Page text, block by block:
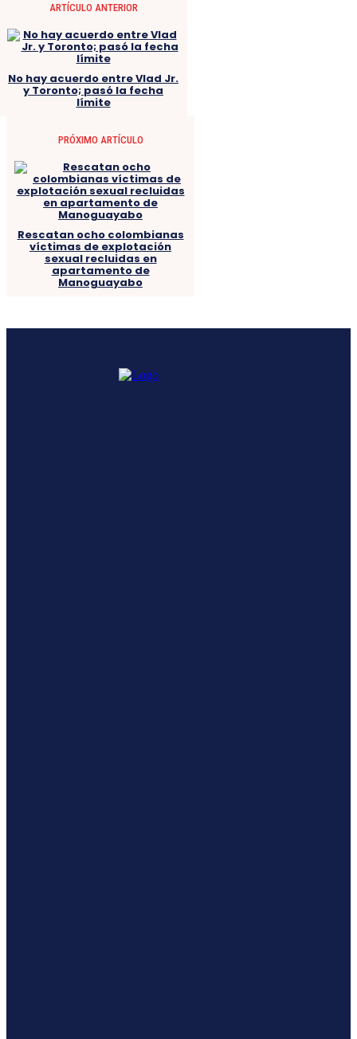
ARTÍCULO ANTERIOR
No hay acuerdo entre Vlad Jr.
y Toronto; pasó la fecha
límite
PRÓXIMO ARTÍCULO
Rescatan ocho colombianas
víctimas de explotación
sexual recluidas en
apartamento de
Manoguayabo